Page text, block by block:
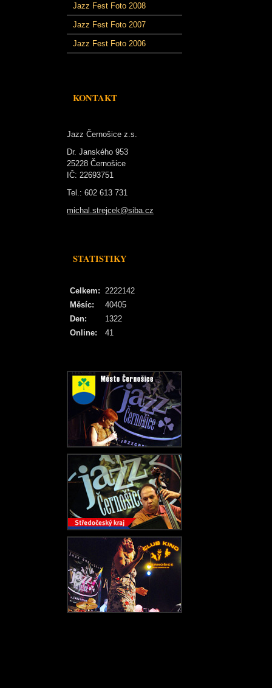
Jazz Fest Foto 2008
Jazz Fest Foto 2007
Jazz Fest Foto 2006
KONTAKT
Jazz Černošice z.s.
Dr. Janského 953
25228 Černošice
IČ: 22693751
Tel.: 602 613 731
michal.strejcek@siba.cz
STATISTIKY
Online: 41
Celkem: 2222142
Měsíc:
40405
Den:
1322